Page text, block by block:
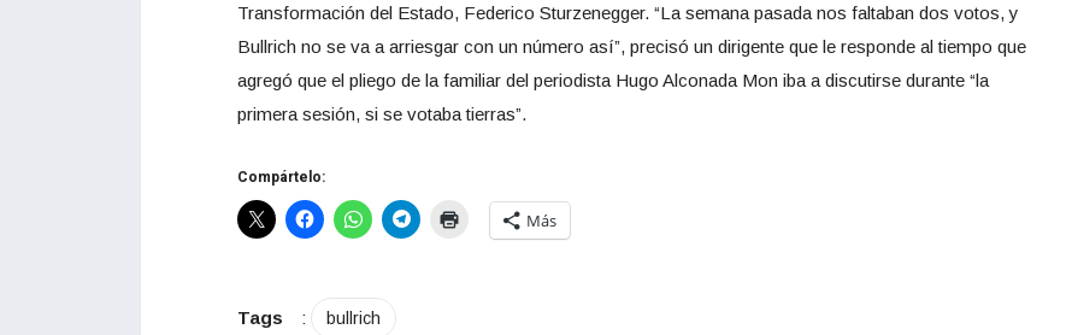
Transformación del Estado, Federico Sturzenegger. “La semana pasada nos faltaban dos votos, y
Bullrich no se va a arriesgar con un número así”, precisó un dirigente que le responde al tiempo que
agregó que el pliego de la familiar del periodista Hugo Alconada Mon iba a discutirse durante “la
primera sesión, si se votaba tierras”.
Compártelo:
Más
Tags : bullrich